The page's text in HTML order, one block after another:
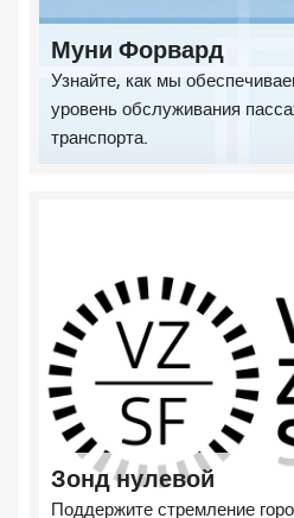
Муни Форвард
Узнайте, как мы
уровень обслуживания
транспорта.
Зонд нулевой
Поддержите стремление